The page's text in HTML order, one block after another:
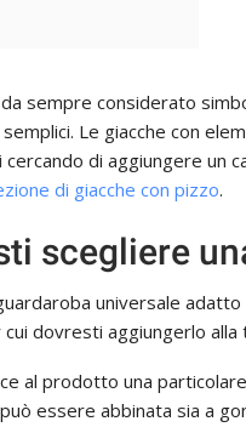
sempre considerato
Le giacche con
di aggiungere un
di giacche con pizzo.
scegliere
universale
dovresti aggiungerlo alla
al prodotto una
essere abbinata sia a